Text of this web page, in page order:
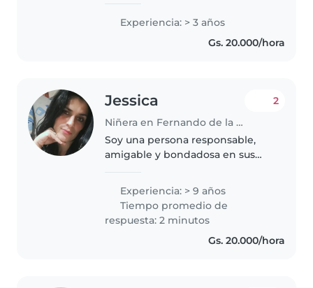
responsable, amigable y muy
paciente. Me siento cómoda
trabajando con bebés y niños
Experiencia: > 3 años
Gs. 20.000/hora
Jessica
Niñera en Fernando de la Mora
2
Soy una persona responsable,
amigable y bondadosa en sus
cuidando niños en edad
preescolar. Me encanta jugar y
ayudar con las labores del hogar.
Como..
Experiencia: > 9 años
Tiempo promedio de
respuesta: 2 minutos
Gs. 20.000/hora